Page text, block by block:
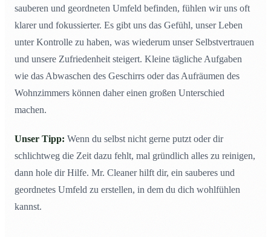
sauberen und geordneten Umfeld befinden, fühlen wir uns oft
klarer und fokussierter. Es gibt uns das Gefühl, unser Leben
unter Kontrolle zu haben, was wiederum unser Selbstvertrauen
und unsere Zufriedenheit steigert. Kleine tägliche Aufgaben
wie das Abwaschen des Geschirrs oder das Aufräumen des
Wohnzimmers können daher einen großen Unterschied
machen.
Unser Tipp: Wenn du selbst nicht gerne putzt oder dir
schlichtweg die Zeit dazu fehlt, mal gründlich alles zu reinigen,
dann hole dir Hilfe. Mr. Cleaner hilft dir, ein sauberes und
geordnetes Umfeld zu erstellen, in dem du dich wohlfühlen
kannst.